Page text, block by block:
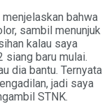
bahwa
sambil menunjuk
kalau saya
siang baru mulai.
dia bantu. Ternyata
jadi saya
STNK.